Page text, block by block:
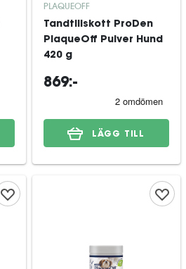
PLAQUEOFF
Tandtillskott ProDen
PlaqueOff Pulver Hund
420 g
869:-
LÄGG TILL